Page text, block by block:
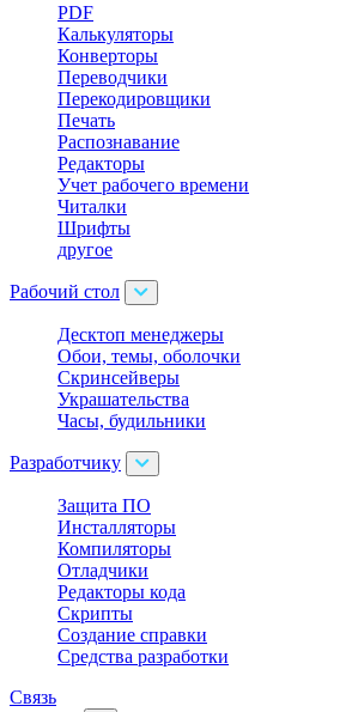
PDF
Калькуляторы
Конверторы
Переводчики
Перекодировщики
Печать
Распознавание
Редакторы
Учет рабочего времени
Читалки
Шрифты
другое
Рабочий стол
Десктоп менеджеры
Обои, темы, оболочки
Скринсейверы
Украшательства
Часы, будильники
Разработчику
Защита ПО
Инсталляторы
Компиляторы
Отладчики
Редакторы кода
Скрипты
Создание справки
Средства разработки
Связь